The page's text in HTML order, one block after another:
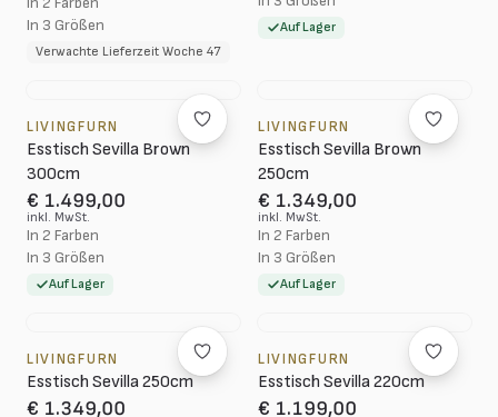
In 3 Größen
Verwachte Lieferzeit Woche 47
Auf Lager
LIVINGFURN
Esstisch Sevilla Brown
300cm
€ 1.499,00
inkl. MwSt.
In 2 Farben
In 3 Größen
Auf Lager
LIVINGFURN
Esstisch Sevilla Brown
250cm
€ 1.349,00
inkl. MwSt.
In 2 Farben
In 3 Größen
Auf Lager
LIVINGFURN
Esstisch Sevilla 250cm
€ 1.349,00
LIVINGFURN
Esstisch Sevilla 220cm
€ 1.199,00